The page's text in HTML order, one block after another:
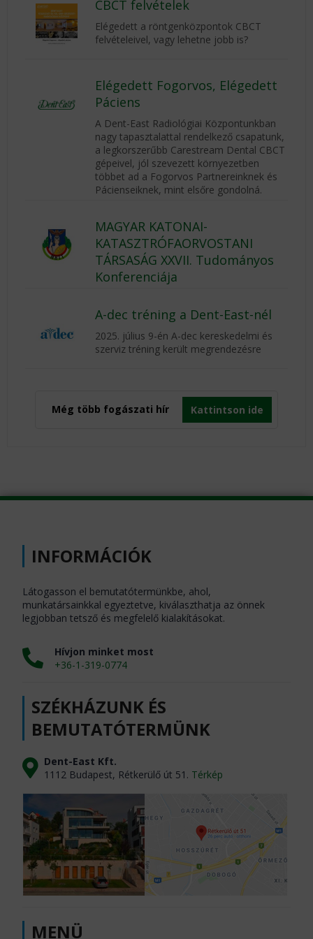
CBCT felvételek
Elégedett a röntgenközpontok CBCT
felvételeivel, vagy lehetne jobb is?
Elégedett Fogorvos, Elégedett
Páciens
A Dent-East Radiológiai Központunkban
nagy tapasztalattal rendelkező csapatunk,
a legkorszerűbb Carestream Dental CBCT
gépeivel, jól szevezett környezetben
többet ad a Fogorvos Partnereinknek és
Pácienseiknek, mint elsőre gondolná.
MAGYAR KATONAI-
KATASZTRÓFAORVOSTANI
TÁRSASÁG XXVII. Tudományos
Konferenciája
A-dec tréning a Dent-East-nél
2025. július 9-én A-dec kereskedelmi és
szerviz tréning került megrendezésre
Még több fogászati hír Kattintson ide
INFORMÁCIÓK
Látogasson el bemutatótermünkbe, ahol,
munkatársainkkal egyeztetve, kiválaszthatja az önnek
legjobban tetsző és megfelelő kialakításokat.
Hívjon minket most
+36-1-319-0774
SZÉKHÁZUNK ÉS
BEMUTATÓTERMÜNK
Dent-East Kft.
1112 Budapest, Rétkerülő út 51. Térkép
MENÜ